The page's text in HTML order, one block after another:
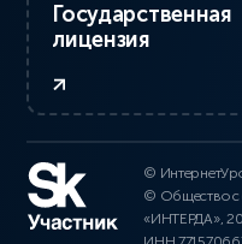
Государственная
лицензия
©
© Общество с
«ИНТЕРДА»,